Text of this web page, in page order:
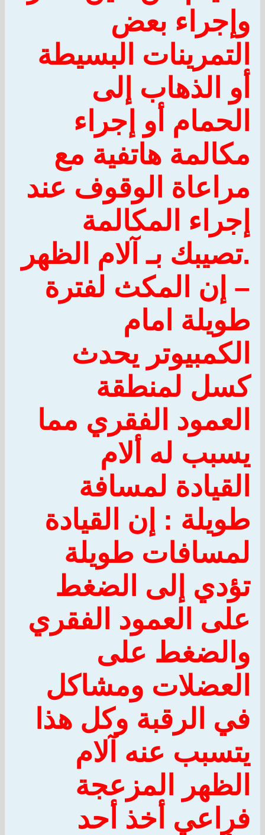
وإجراء بعض
التمرينات البسيطة
أو الذهاب إلى
الحمام أو إجراء
مكالمة هاتفية مع
مراعاة الوقوف عند
إجراء المكالمة
.تصيبك بـ آلام الظهر
– إن المكث لفترة
طويلة امام
الكمبيوتر يحدث
كسل لمنطقة
العمود الفقري مما
يسبب له ألام
القيادة لمسافة
طويلة : إن القيادة
لمسافات طويلة
تؤدي إلى الضغط
على العمود الفقري
والضغط على
العضلات ومشاكل
في الرقبة وكل هذا
يتسبب عنه آلام
الظهر المزعجة
فراعي أخذ أحد